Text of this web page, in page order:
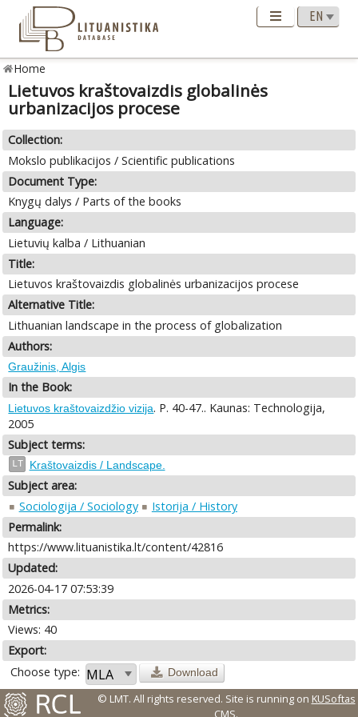
Home
Lietuvos kraštovaizdis globalinės
urbanizacijos procese
Collection:
Mokslo publikacijos / Scientific publications
Document Type:
Knygų dalys / Parts of the books
Language:
Lietuvių kalba / Lithuanian
Title:
Lietuvos kraštovaizdis globalinės urbanizacijos procese
Alternative Title:
Lithuanian landscape in the process of globalization
Authors:
Graužinis, Algis
In the Book:
Lietuvos kraštovaizdžio vizija. P. 40-47.. Kaunas: Technologija,
2005
Subject terms:
LT Kraštovaizdis / Landscape.
Subject area:
Sociologija / Sociology
Istorija / History
Permalink:
https://www.lituanistika.lt/content/42816
Updated:
2026-04-17 07:53:39
Metrics:
Views: 40
Export:
Choose type:
Download
© LMT. All rights reserved. Site is running on KUSoftas